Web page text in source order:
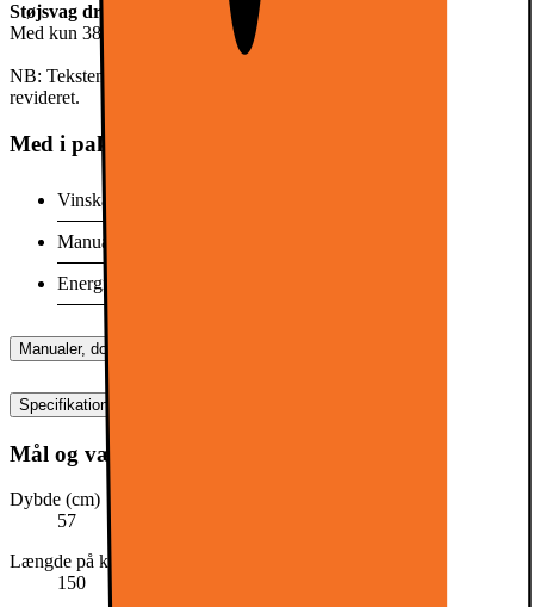
Støjsvag drift
Med kun 38 dB er dette vinkøleskab perfekt til dit hjem.
NB: Teksten er automatisk genereret/oversat og er ikke blevet
revideret.
Med i pakken
Vinskab
Manual
Energimærke
Manualer, downloads, garanti og support
Specifikationer
Mål og vægt
Dybde (cm)
57
Længde på kabel (cm)
150